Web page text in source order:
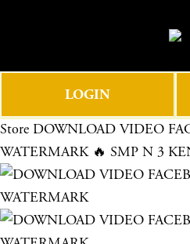
e
e
n
u
LOGIN
Store DOWNLOAD VIDEO
WATERMARK 🔥 SMP N 3